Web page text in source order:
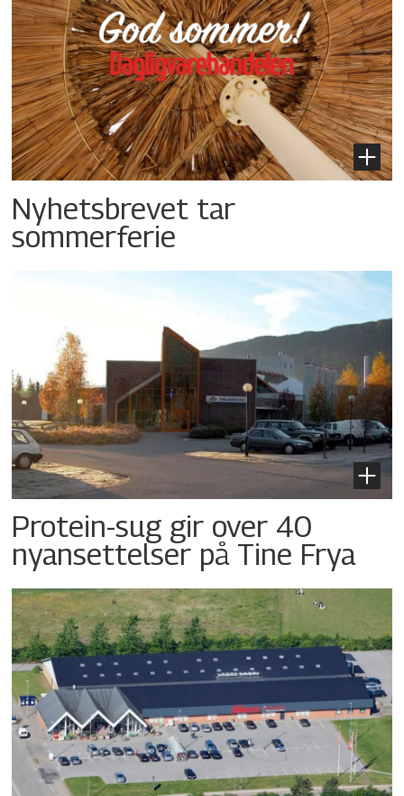
Nyhetsbrevet tar
sommerferie
Protein-sug gir over 40
nyansettelser på Tine Frya